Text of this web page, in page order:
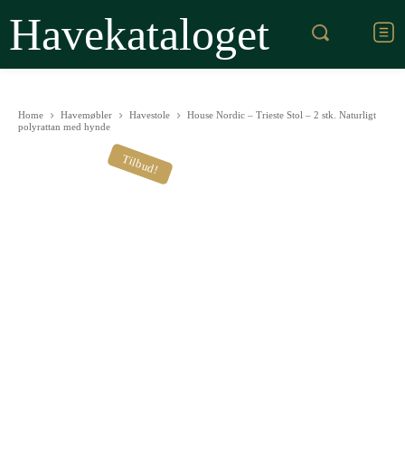
Havekataloget
Home Havemøbler Havestole
House Nordic – Trieste Stol – 2 stk. Naturligt
polyrattan med hynde
Tilbud!